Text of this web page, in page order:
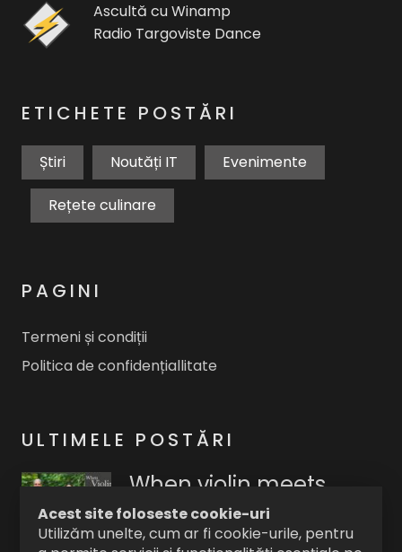
Ascultă cu Winamp
Radio Targoviste Dance
ETICHETE POSTĂRI
Știri Noutăți IT Evenimente
Rețete culinare
PAGINI
Termeni și condiții
Politica de confidențiallitate
ULTIMELE POSTĂRI
When violin meets
guitar @ The Pub –
Universității
Tony-2023/08/18
Acest site foloseste cookie-uri
Utilizăm unelte, cum ar fi cookie-urile, pentru